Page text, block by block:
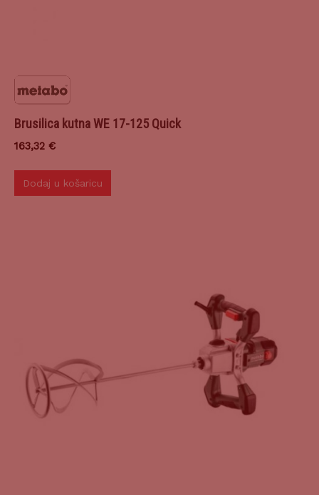
Brusilica kutna WE 17-125 Quick
163,32 €
Dodaj u košaricu